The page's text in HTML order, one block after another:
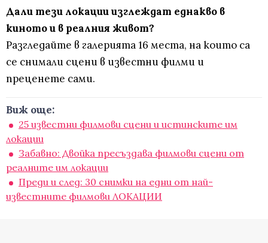
Дали тези локации изглеждат еднакво в
киното и в реалния живот?
Разгледайте в галерията 16 места, на които са
се снимали сцени в известни филми и
преценете сами.
Виж още:
25 известни филмови сцени и истинските им
локации
Забавно: Двойка пресъздава филмови сцени от
реалните им локации
Преди и след: 30 снимки на едни от най-
известните филмови ЛОКАЦИИ